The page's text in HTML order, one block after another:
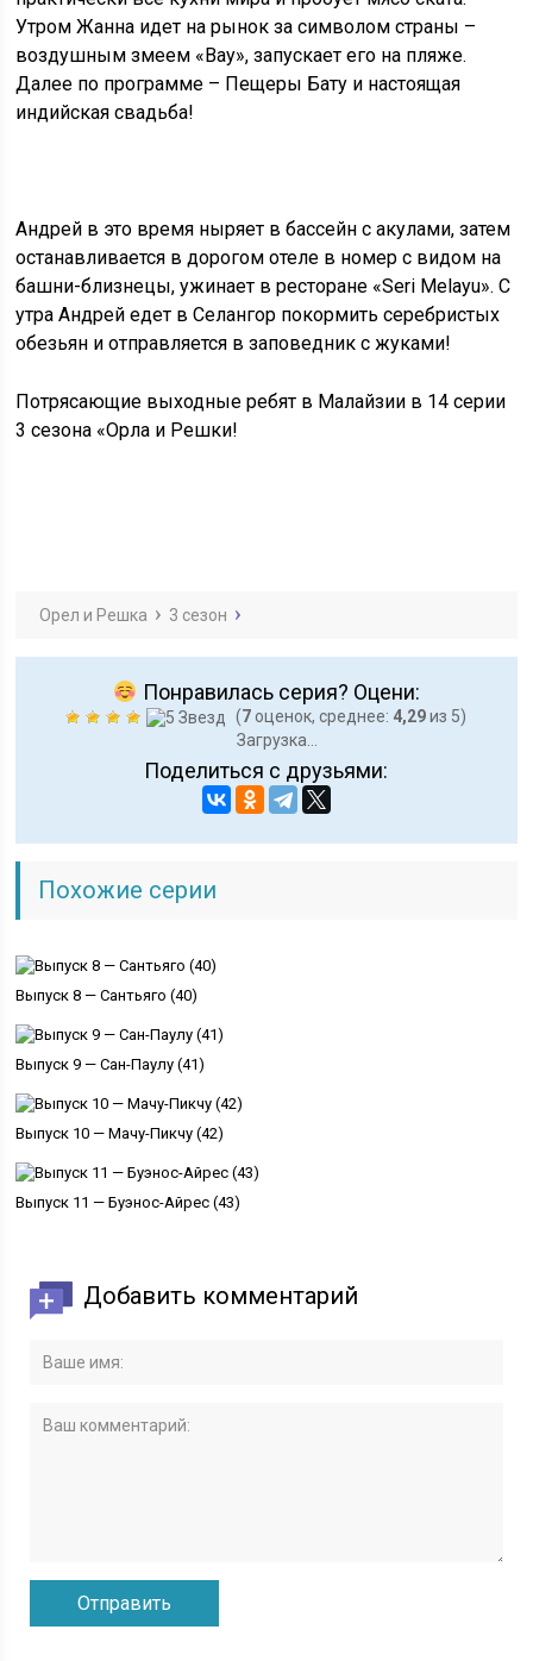
Утром Жанна идет на рынок за символом страны –
воздушным змеем «Вау», запускает его на пляже.
Далее по программе – Пещеры Бату и настоящая
индийская свадьба!
Андрей в это время ныряет в бассейн с акулами, затем
останавливается в дорогом отеле в номер с видом на
башни-близнецы, ужинает в ресторане «Seri Melayu». С
утра Андрей едет в Селангор покормить серебристых
обезьян и отправляется в заповедник с жуками!
Потрясающие выходные ребят в Малайзии в 14 серии
3 сезона «Орла и Решки!
Орел и Решка 3 сезон
Понравилась серия? Оцени:
(7 оценок, среднее: 4,29из 5)
Загрузка...
Поделиться с друзьями:
Похожие серии
Выпуск 8 — Сантьяго (40)
Выпуск 9 — Сан-Паулу (41)
Выпуск 10 — Мачу-Пикчу (42)
Выпуск 11 — Буэнос-Айрес (43)
Добавить комментарий